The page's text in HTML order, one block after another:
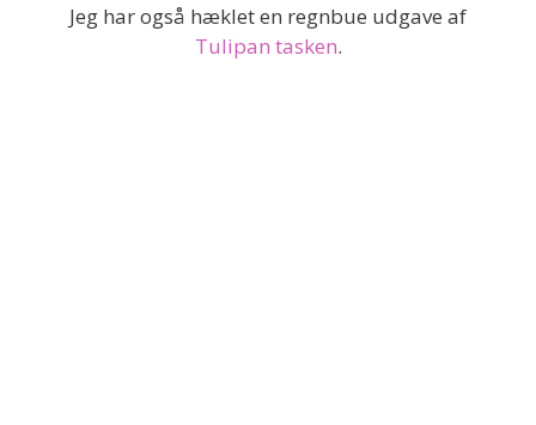
Jeg har også hæklet en regnbue udgave af
Tulipan tasken.